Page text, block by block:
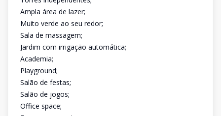
Ampla área de lazer;
Muito verde ao seu redor;
Sala de massagem;
Jardim com irrigação automática;
Academia;
Playground;
Salão de festas;
Salão de jogos;
Office space;